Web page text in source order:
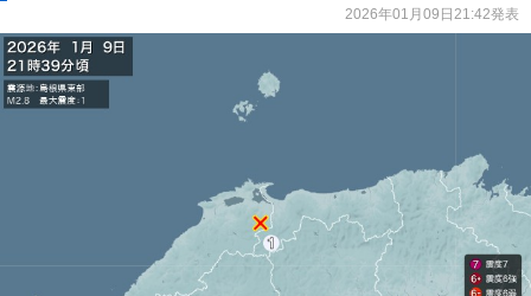
2026年01月09日21:42発表